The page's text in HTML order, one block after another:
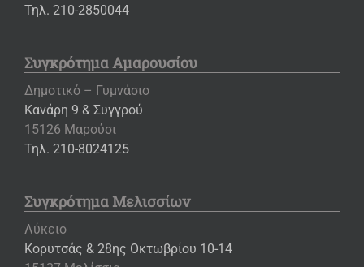
Τηλ. 210-2850044
Συγκρότημα Αμαρουσίου
Δημοτικό – Γυμνάσιο
Κανάρη 9 & Συγγρού
15126 Μαρούσι
Τηλ. 210-8024125
Συγκρότημα Μελισσίων
Λύκειο
Κορυτσάς & 28ης Οκτωβρίου 10-14